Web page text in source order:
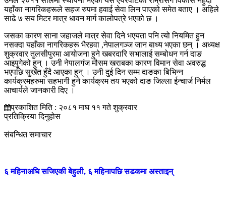
यहाँका नागरिकहरूले सहज रुपमा हवाई सेवा लिन पाएको समेत बताए । अहिले
साढे ७ सय मिटर मात्र धावन मार्ग कालोपत्रे भएको छ ।
जसका कारण साना जहाजले मात्र सेवा दिने भएयता पनि त्यो नियमित हुन
नसक्दा यहाँका नागरिकहरू भैरहवा ,नेपालगञ्ज जान बाध्य भएका छन् । अध्यक्ष
शुक्रवार तुलसीपुरमा आयोजना हुने खबरदारि सभालाई सम्बोधन गर्न दाङ
आइपुगेको हुन् । उनी नेपालगंज मौसम खराबका कारण विमान सेवा अवरुद्ध
भएपछि सुर्खेत हुँदै आएका हुन् । उनी दुई दिन सम्म दाङका बिभिन्न
कार्यक्रमहरुमा सहभागी हुने कार्यक्रम तय भएको दाङ जिल्ला ईन्चार्ज निर्मल
आचार्यले जानकारी दिए ।
प्रकाशित मिति : २०८१ माघ ११ गते शुक्रवार
प्रतिक्रिया दिनुहोस
संबन्धित समाचार
६ महिनाअघि सजिएकी बेहुली, ६ महिनापछि सडकमा अस्ताइन्